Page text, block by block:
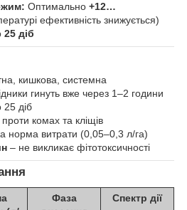
Оптимально +12…
ефективність знижується)
25 діб
кишкова, системна
гинуть вже через 1–2 години
25 діб
комах та кліщів
норма витрати (0,05–0,3 л/га)
– не викликає фітотоксичності
Фаза
Спектр дії